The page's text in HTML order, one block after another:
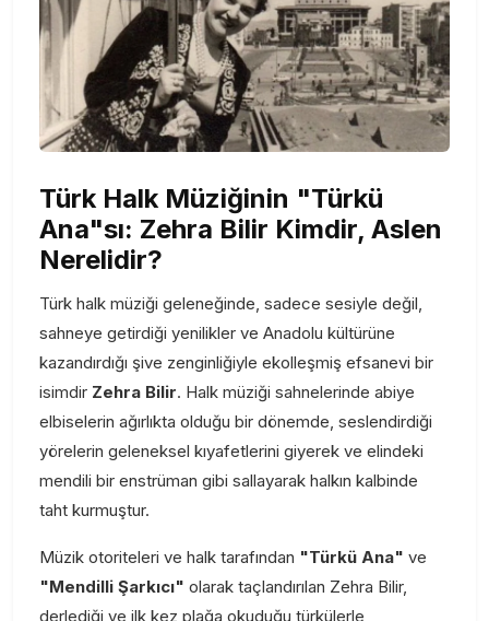
Türk Halk Müziğinin "Türkü
Ana"sı: Zehra Bilir Kimdir, Aslen
Nerelidir?
Türk halk müziği geleneğinde, sadece sesiyle değil,
sahneye getirdiği yenilikler ve Anadolu kültürüne
kazandırdığı şive zenginliğiyle ekolleşmiş efsanevi bir
isimdir Zehra Bilir. Halk müziği sahnelerinde abiye
elbiselerin ağırlıkta olduğu bir dönemde, seslendirdiği
yörelerin geleneksel kıyafetlerini giyerek ve elindeki
mendili bir enstrüman gibi sallayarak halkın kalbinde
taht kurmuştur.
Müzik otoriteleri ve halk tarafından "Türkü Ana" ve
"Mendilli Şarkıcı" olarak taçlandırılan Zehra Bilir,
derlediği ve ilk kez plağa okuduğu türkülerle